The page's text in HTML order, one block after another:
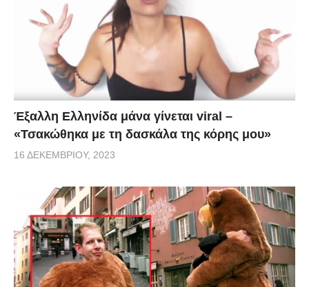
Έξαλλη Ελληνίδα μάνα γίνεται viral –
«Τσακώθηκα με τη δασκάλα της κόρης μου»
16 ΔΕΚΕΜΒΡΊΟΥ, 2023